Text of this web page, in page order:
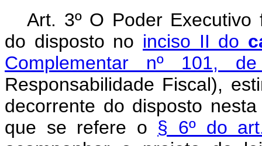
Art. 3º O Poder
do disposto no inciso II do
Complementar nº 101,
Responsabilidade Fiscal),
decorrente do disposto
que se refere o § 6º do